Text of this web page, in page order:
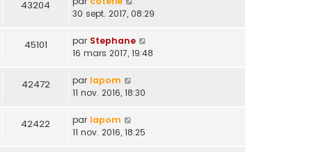
43204
30 sept. 2017, 08:29
45101 par Stephane
16 mars 2017, 19:48
42472 par lapom
11 nov. 2016, 18:30
42422 par lapom
11 nov. 2016, 18:25